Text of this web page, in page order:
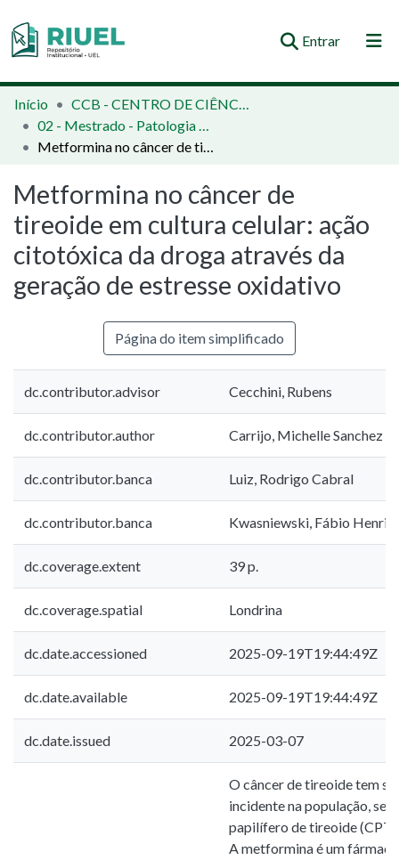
Entrar(current)
Orientações e Normas
Comunidades e Coleções
Estatísticas
Início
CCB - CENTRO DE CIÊNCIAS BIOLÓGICAS
02 - Mestrado - Patologia Experimental
Metformina no câncer de tireoide em cultura celular: ação citotóxica da droga através da geração de estresse oxidativo
Metformina no câncer de
tireoide em cultura celular: ação
citotóxica da droga através da
geração de estresse oxidativo
Página do item simplificado
dc.contributor.advisor Cecchini, Rubens
dc.contributor.author Carrijo, Michelle Sanchez
dc.contributor.banca Luiz, Rodrigo Cabral
dc.contributor.banca Kwasniewski, Fábio
dc.coverage.extent 39 p.
dc.coverage.spatial Londrina
dc.date.accessioned 2025-09-19T19:44:49Z
dc.date.available 2025-09-19T19:44:49Z
dc.date.issued 2025-03-07
O câncer de tireoide tem
incidente na população,
papilífero de tireoide
A metformina é um